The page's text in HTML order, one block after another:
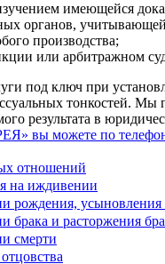
имеющейся
органов,
производства;
или арбитражном
под ключ при
тонкостей.
результата в
вы можете по
отношений
на иждивении
рождения, усыновления
брака и расторжения
смерти